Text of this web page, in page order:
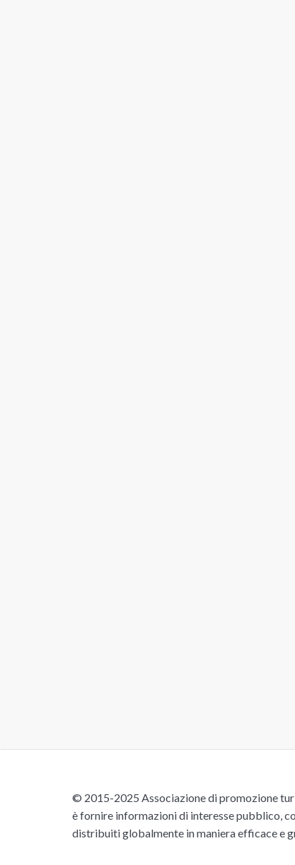
© 2015-2025 Associazione di promozione
è fornire informazioni di interesse pubblico,
distribuiti globalmente in maniera efficace e